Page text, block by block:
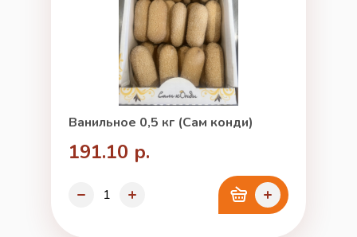
Ванильное 0,5 кг (Сам конди)
191.10 р.